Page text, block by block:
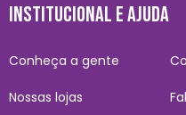
INSTITUCIONAL E AJUDA
Conheça a gente
Nossas lojas